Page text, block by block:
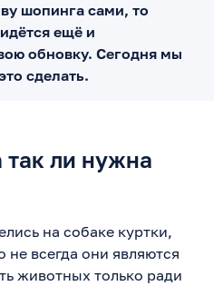
шопинга сами, то
ещё и
обновку. Сегодня мы
сделать.
так ли нужна
на собаке куртки,
не всегда они являются
животных только ради